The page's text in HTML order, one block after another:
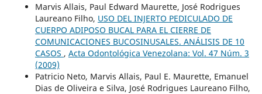
Marvis Allais, Paul Edward Maurette, José Rodrigues
Laureano Filho, USO DEL INJERTO PEDICULADO DE
CUERPO ADIPOSO BUCAL PARA EL CIERRE DE
COMUNICACIONES BUCOSINUSALES. ANÁLISIS DE 10
CASOS , Acta Odontológica Venezolana: Vol. 47 Núm. 3
(2009)
Patricio Neto, Marvis Allais, Paul E. Maurette, Emanuel
Dias de Oliveira e Silva, José Rodrigues Laureano Filho,